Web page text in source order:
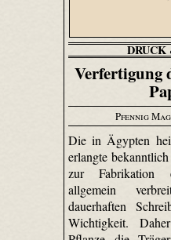
Verfertigung
Pfennig
Die in Ägypten
erlangte
zur Fabrikation
allgemein
dauerhaften
Wichtigkeit.